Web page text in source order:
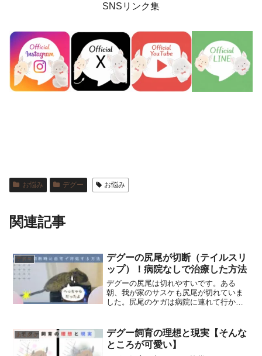
SNSリンク集
お悩み デグー お悩み
関連記事
デグー
デグーの尻尾が切断（テイルスリ
ップ）！病院なしで治療した方法
デグーの尻尾は切れやすいです。ある
朝、我が家のサスケも尻尾が切れていま
した。尻尾のケガは病院に連れて行かな
す。こちらの記事ではその時の様子をま
とめます。デグーちゃんの尻尾が切れて
しまった方は参考にしてみてください。
あるある
デグー飼育の理想と現実【そんな
ところが可愛い】